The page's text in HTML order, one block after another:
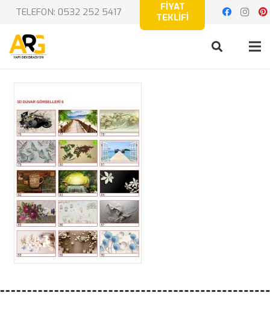
TELEFON: 0532 252 5417
FİYAT
TEKLİFİ